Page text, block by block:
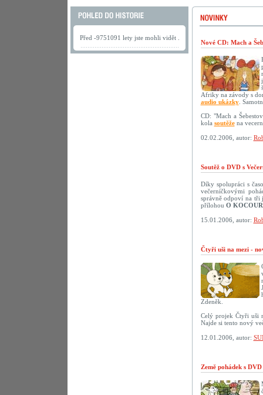
Před -9751091 lety jste mohli vidět .
Nové CD: Mach a
Afriky na závody s
audio ukázky.
CD: "Mach a
kola soutěžena
02.02.2006, autor:
Soutěž o DVD s
Díky spolupráci s
večerníčkovými
správně odpoví na tři
přílohou O
15.01.2006, autor:
Čtyři uši na mezi -
Zdeněk.
Celý projek Čtyři uši
Najde si tento nový
12.01.2006, autor:
Země pohádek s